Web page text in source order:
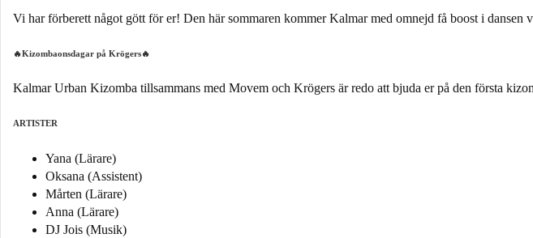
Vi har förberett något gött för er! Den här sommaren kommer Kalmar med omnejd få boost i dansen
🔥Kizombaonsdagar på Krögers🔥
Kalmar Urban Kizomba tillsammans med Movem och Krögers är redo att bjuda er på den första
ARTISTER
Yana (Lärare)
Oksana (Assistent)
Mårten (Lärare)
Anna (Lärare)
DJ Jois (Musik)